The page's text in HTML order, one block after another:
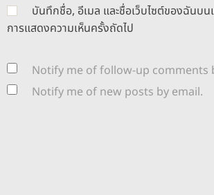
บันทึกชื่อ, อีเมล และชื่อเว็บไซต์ของฉันบน
การแสดงความเห็นครั้งถัดไป
Notify me of follow-up comments
Notify me of new posts by email.